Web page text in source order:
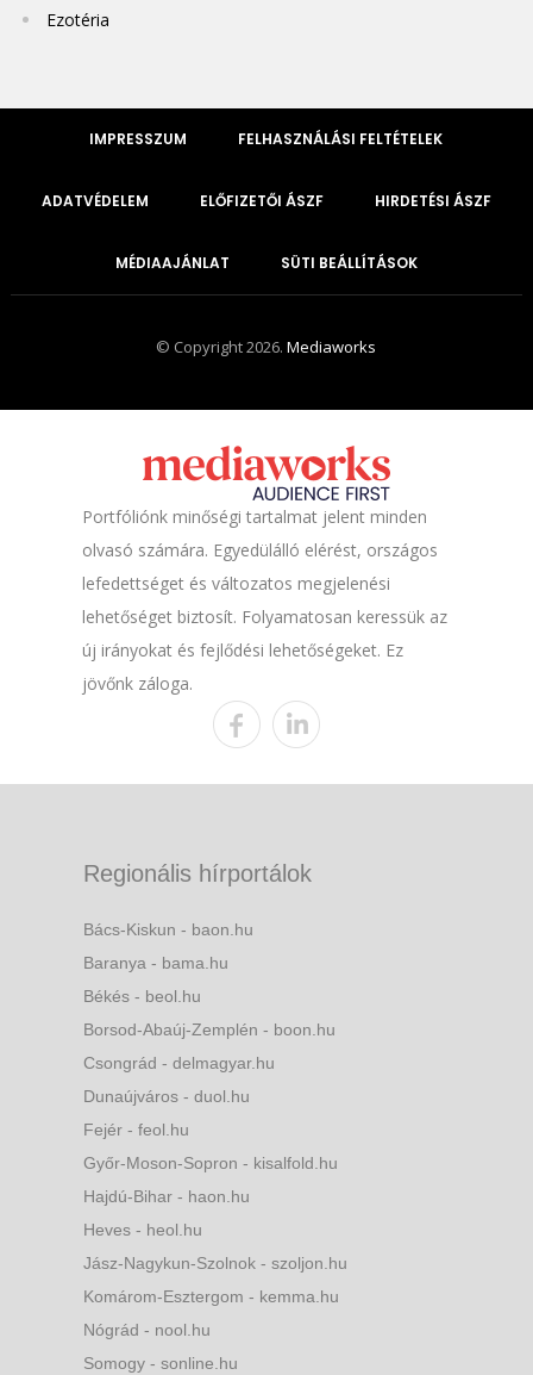
Ezotéria
IMPRESSZUM FELHASZNÁLÁSI FELTÉTELEK
ADATVÉDELEM ELŐFIZETŐI ÁSZF HIRDETÉSI ÁSZF
MÉDIAAJÁNLAT SÜTI BEÁLLÍTÁSOK
© Copyright 2026.Mediaworks
Portfóliónk minőségi tartalmat jelent minden
olvasó számára. Egyedülálló elérést, országos
lefedettséget és változatos megjelenési
lehetőséget biztosít. Folyamatosan keressük az
új irányokat és fejlődési lehetőségeket. Ez
jövőnk záloga.
Regionális hírportálok
Bács-Kiskun - baon.hu
Baranya - bama.hu
Békés - beol.hu
Borsod-Abaúj-Zemplén - boon.hu
Csongrád - delmagyar.hu
Dunaújváros - duol.hu
Fejér - feol.hu
Győr-Moson-Sopron - kisalfold.hu
Hajdú-Bihar - haon.hu
Heves - heol.hu
Jász-Nagykun-Szolnok - szoljon.hu
Komárom-Esztergom - kemma.hu
Nógrád - nool.hu
Somogy - sonline.hu